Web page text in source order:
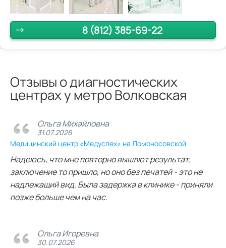
8 (812) 385-69-22
Отзывы о диагностических
центрах у метро Волковская
Ольга Михайловна
31.07.2026
Медицинский центр «Медуспех» на Ломоносовской
Надеюсь, что мне повторно вышлют результат,
заключение то пришло, но оно без печатей - это не
надлежащий вид. Была задержка в клинике - приняли
позже больше чем на час.
Ольга Игоревна
30.07.2026